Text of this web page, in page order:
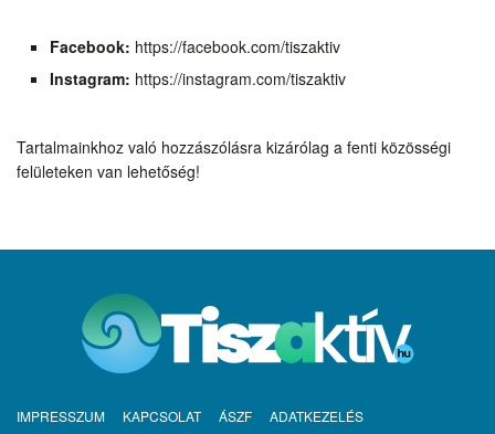
Facebook: https://facebook.com/tiszaktiv
Instagram: https://instagram.com/tiszaktiv
Tartalmainkhoz való hozzászólásra kizárólag a fenti közösségi
felületeken van lehetőség!
IMPRESSZUM KAPCSOLAT ÁSZF ADATKEZELÉS